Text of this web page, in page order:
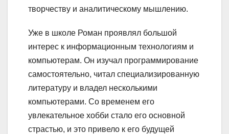
творчеству и аналитическому мышлению.
Уже в школе Роман проявлял большой
интерес к информационным технологиям и
компьютерам. Он изучал программирование
самостоятельно, читал специализированную
литературу и владел несколькими
компьютерами. Со временем его
увлекательное хобби стало его основной
страстью, и это привело к его будущей